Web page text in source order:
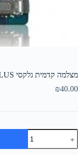
מצלמה קדמית גלקסי S6 EDGE PLUS
₪40.00